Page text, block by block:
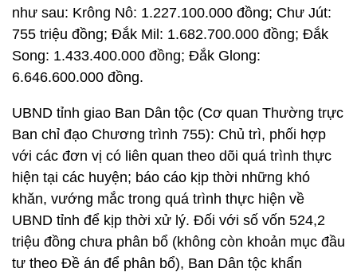
như sau: Krông Nô: 1.227.100.000 đồng; Chư Jút:
755 triệu đồng; Đắk Mil: 1.682.700.000 đồng; Đắk
Song: 1.433.400.000 đồng; Đắk Glong:
6.646.600.000 đồng.
UBND tỉnh giao Ban Dân tộc (Cơ quan Thường trực
Ban chỉ đạo Chương trình 755): Chủ trì, phối hợp
với các đơn vị có liên quan theo dõi quá trình thực
hiện tại các huyện; báo cáo kịp thời những khó
khăn, vướng mắc trong quá trình thực hiện về
UBND tỉnh để kịp thời xử lý. Đối với số vốn 524,2
triệu đồng chưa phân bổ (không còn khoản mục đầu
tư theo Đề án để phân bổ), Ban Dân tộc khẩn